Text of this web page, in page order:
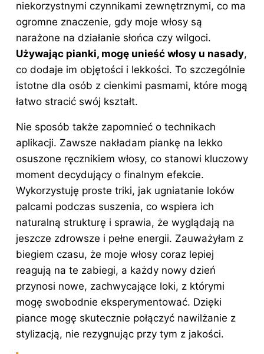
niekorzystnymi czynnikami zewnętrznymi, co ma
ogromne znaczenie, gdy moje włosy są
narażone na działanie słońca czy wilgoci.
Używając pianki, mogę unieść włosy u nasady,
co dodaje im objętości i lekkości. To szczególnie
istotne dla osób z cienkimi pasmami, które mogą
łatwo stracić swój kształt.
Nie sposób także zapomnieć o technikach
aplikacji. Zawsze nakładam piankę na lekko
osuszone ręcznikiem włosy, co stanowi kluczowy
moment decydujący o finalnym efekcie.
Wykorzystuję proste triki, jak ugniatanie loków
palcami podczas suszenia, co wspiera ich
naturalną strukturę i sprawia, że wyglądają na
jeszcze zdrowsze i pełne energii. Zauważyłam z
biegiem czasu, że moje włosy coraz lepiej
reagują na te zabiegi, a każdy nowy dzień
przynosi nowe, zachwycające loki, z którymi
mogę swobodnie eksperymentować. Dzięki
piance mogę skutecznie połączyć nawilżanie z
stylizacją, nie rezygnując przy tym z jakości.